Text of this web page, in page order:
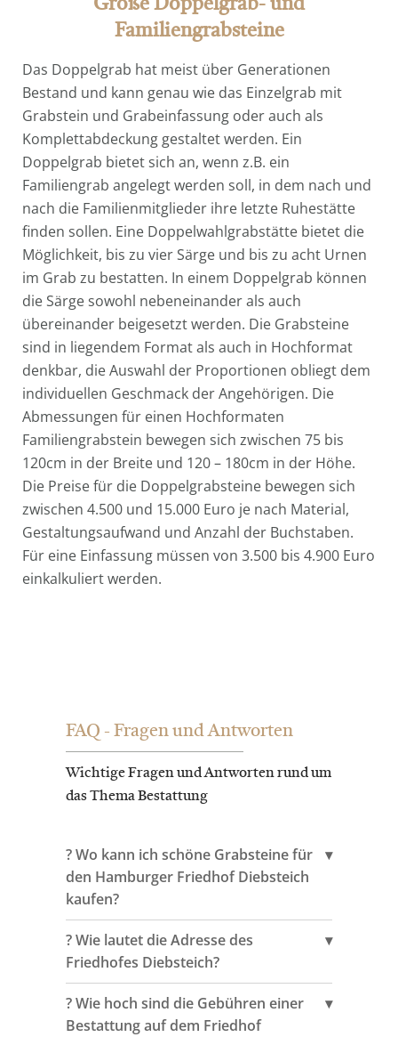
Große Doppelgrab- und
Familiengrabsteine
Das Doppelgrab hat meist über Generationen
Bestand und kann genau wie das Einzelgrab mit
Grabstein und Grabeinfassung oder auch als
Komplettabdeckung gestaltet werden. Ein
Doppelgrab bietet sich an, wenn z.B. ein
Familiengrab angelegt werden soll, in dem nach und
nach die Familienmitglieder ihre letzte Ruhestätte
finden sollen. Eine Doppelwahlgrabstätte bietet die
Möglichkeit, bis zu vier Särge und bis zu acht Urnen
im Grab zu bestatten. In einem Doppelgrab können
die Särge sowohl nebeneinander als auch
übereinander beigesetzt werden. Die Grabsteine
sind in liegendem Format als auch in Hochformat
denkbar, die Auswahl der Proportionen obliegt dem
individuellen Geschmack der Angehörigen. Die
Abmessungen für einen Hochformaten
Familiengrabstein bewegen sich zwischen 75 bis
120cm in der Breite und 120 – 180cm in der Höhe.
Die Preise für die Doppelgrabsteine bewegen sich
zwischen 4.500 und 15.000 Euro je nach Material,
Gestaltungsaufwand und Anzahl der Buchstaben.
Für eine Einfassung müssen von 3.500 bis 4.900 Euro
einkalkuliert werden.
FAQ - Fragen und Antworten
Wichtige Fragen und Antworten rund um
das Thema Bestattung
? Wo kann ich schöne Grabsteine für
den Hamburger Friedhof Diebsteich
kaufen?
? Wie lautet die Adresse des
Friedhofes Diebsteich?
? Wie hoch sind die Gebühren einer
Bestattung auf dem Friedhof